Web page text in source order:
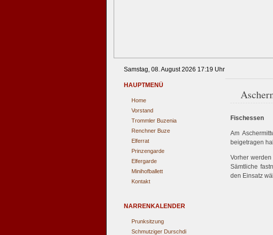
Samstag, 08. August 2026 17:19 Uhr
HAUPTMENÜ
Home
Vorstand
Trommler Buzenia
Renchner Buze
Elferrat
Prinzengarde
Elfergarde
Minihofballett
Kontakt
NARRENKALENDER
Prunksitzung
Schmutziger Durschdi
Fischessen
Am
beigetragen
Vorher
Sämtliche
den Einsatz